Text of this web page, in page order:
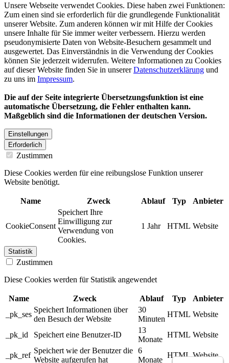
Unsere Webseite verwendet Cookies. Diese haben zwei Funktionen:
Zum einen sind sie erforderlich für die grundlegende Funktionalität
unserer Website. Zum anderen können wir mit Hilfe der Cookies
unsere Inhalte für Sie immer weiter verbessern. Hierzu werden
pseudonymisierte Daten von Website-Besuchern gesammelt und
ausgewertet. Das Einverständnis in die Verwendung der Cookies
können Sie jederzeit widerrufen. Weitere Informationen zu Cookies
auf dieser Website finden Sie in unsererDatenschutzerklärung und
zu uns im Impressum.
Die auf der Seite integrierte Übersetzungsfunktion ist eine
automatische Übersetzung, die Fehler enthalten kann.
Maßgeblich sind die Informationen der deutschen Version.
Einstellungen
Erforderlich
Zustimmen
Diese Cookies werden für eine reibungslose Funktion unserer
Website benötigt.
Name Zweck Ablauf Typ Anbieter
CookieConsent
Speichert Ihre
Einwilligung zur
Verwendung von
Cookies.
1 Jahr HTML Website
Statistik
Zustimmen
Diese Cookies werden für Statistik angewendet
Name Zweck Ablauf Typ
Anbieter
_pk_ses
Speichert Informationen über
den Besuch der Website
30
Minuten
HTML Website
_pk_id Speichert eine Benutzer-ID
13
Monate
HTML Website
_pk_ref
Speichert wie der Benutzer die
Website aufgerufen hat
6
Monate
HTML Website